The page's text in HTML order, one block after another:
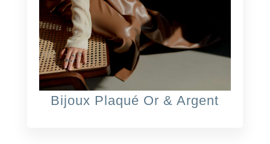
Bijoux Plaqué Or & Argent